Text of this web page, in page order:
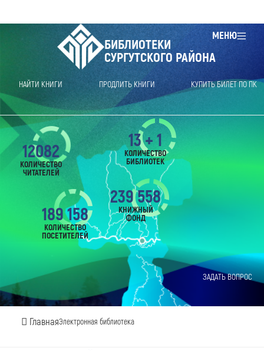
МЕНЮ
БИБЛИОТЕКИ
СУРГУТСКОГО РАЙОНА
НАЙТИ КНИГИ ПРОДЛИТЬ КНИГИ КУПИТЬ БИЛЕТ ПО ПК
ЗАДАТЬ ВОПРОС
ГлавнаяЭлектронная библиотека
12082
КОЛИЧЕСТВО
ЧИТАТЕЛЕЙ
189 158
КОЛИЧЕСТВО
ПОСЕТИТЕЛЕЙ
239 558
КНИЖНЫЙ
ФОНД
13 + 1
КОЛИЧЕСТВО
БИБЛИОТЕК